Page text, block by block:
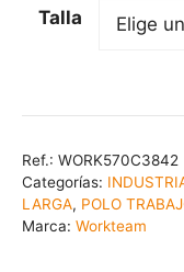
Talla
Ref.: WORK570C3842
Categorías:
LARGA, POLO
Marca: Workteam